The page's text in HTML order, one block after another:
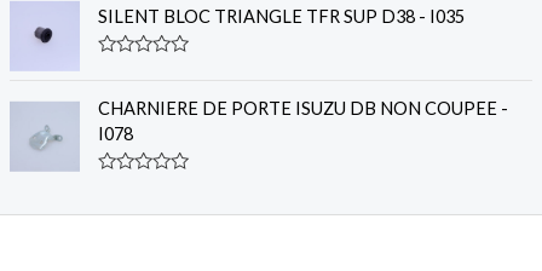
t
o
f
t
e
d
t
o
f
5
SILENT BLOC TRIANGLE TFR SUP D38 - I035
t
e
d
0
o
o
CHARNIERE DE PORTE ISUZU DB NON COUPEE -
I078
t